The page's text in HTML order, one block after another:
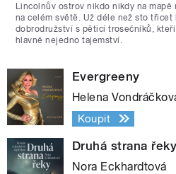
Lincolnův ostrov nikdo nikdy na mapě
na celém světě. Už déle než sto třicet
dobrodružství s pěticí trosečníků,
hlavně nejedno tajemství.
Evergreeny
Helena
Koupit
Druhá strana řeky
Nora Eckhardtová